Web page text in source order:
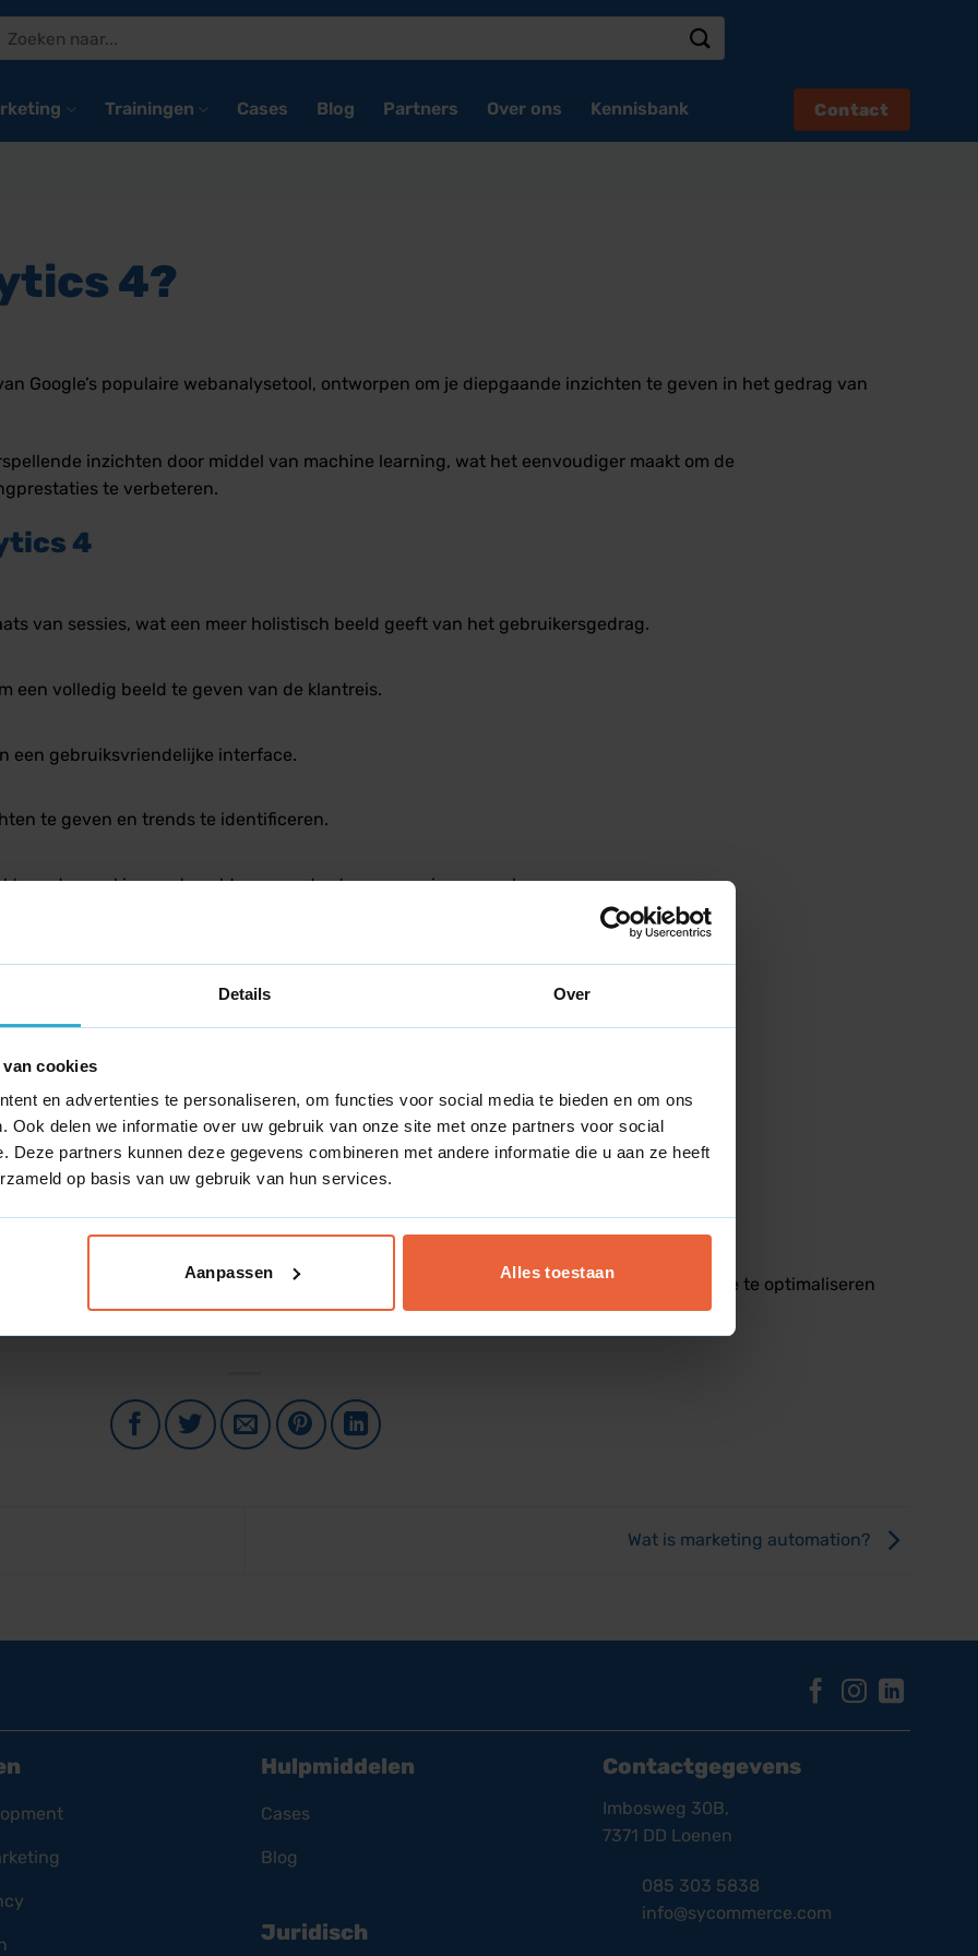
Details Over
cookies
en advertenties te personaliseren, om functies voor social media te bieden en om ons
Ook delen we informatie over uw gebruik van onze site met onze partners voor social
Deze partners kunnen deze gegevens combineren met andere informatie die u aan ze heeft
op basis van uw gebruik van hun services.
Aanpassen Alles toestaan
Trainingen Cases Blog Partners Over ons Kennisbank Contact
4?
Google’s populaire webanalysetool, ontworpen om je diepgaande inzichten te geven in het gedrag van
inzichten door middel van machine learning, wat het eenvoudiger maakt om de
te verbeteren.
4
van sessies, wat een meer holistisch beeld geeft van het gebruikersgedrag.
een volledig beeld te geven van de klantreis.
een gebruiksvriendelijke interface.
te geven en trends te identificeren.
zonder cookies om te voldoen aan de strengere privacyregels.
apps om gegevens te verzamelen.
van gebruikers te volgen, zoals klikken, downloads of aankopen.
en demografische gegevens.
inzichten te verkrijgen in gebruikersgedrag en marketingprestaties.
om je te helpen beter geïnformeerde beslissingen te nemen en je marketingstrategie te optimaliseren
Wat is marketing automation?
Hulpmiddelen
Cases
Blog
Juridisch
Contactgegevens
Imbosweg 30B,
7371 DD Loenen
085 303 5838
info@sycommerce.com